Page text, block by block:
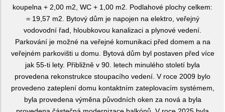
koupelna + 2,00 m2, WC + 1,00 m2. Podlahové plochy celkem:
= 19,57 m2. Bytový dům je napojen na elektro, veřejný
vodovodní řad, hloubkovou kanalizaci a plynové vedení.
Parkování je možné na veřejné komunikaci před domem a na
veřejném parkovišti u domu. Bytová dům byl postaven před více
jak 55-ti lety. Přibližně v 90. letech minulého století byla
provedena rekonstrukce stoupacího vedení. V roce 2009 bylo
provedeno zateplení domu kontaktním zateplovacím systémem,
byla provedena výměna původních oken za nová a byla